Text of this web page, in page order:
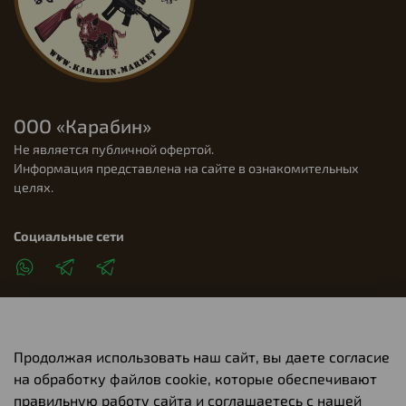
Клиентам
ООО «Карабин»
Не является публичной офертой.
Информация представлена на сайте в ознакомительных
целях.
Социальные сети
Продолжая использовать наш сайт, вы даете согласие
на обработку файлов cookie, которые обеспечивают
правильную работу сайта и соглашаетесь с нашей